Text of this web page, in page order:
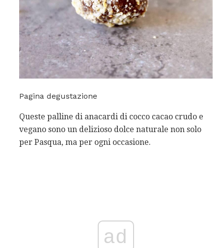
Pagina degustazione
Queste palline di anacardi di cocco cacao crudo e
vegano sono un delizioso dolce naturale non solo
per Pasqua, ma per ogni occasione.
ad